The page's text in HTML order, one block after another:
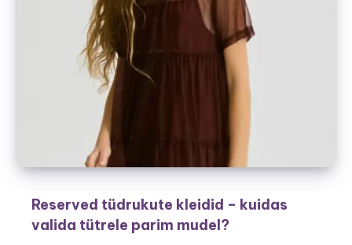
Reserved tüdrukute kleidid – kuidas
valida tütrele parim mudel?